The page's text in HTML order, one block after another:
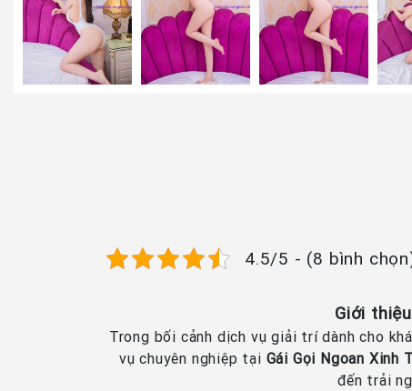
4.5/5 - (8 bình
Giới
Trong bối cảnh dịch vụ giải trí dành cho
vụ chuyên nghiệp tại Gái Gọi Ngoan Xinh
đến trải